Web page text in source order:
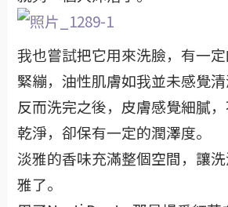
我也嘗試把它用來洗臉，有一
緊繃，油性肌膚如我並未感覺清
反而洗完之後，皮膚感覺細膩
乾淨，卻保有一定的潤澤度。
淡雅的香味充滿整個空間，讓
雅了。